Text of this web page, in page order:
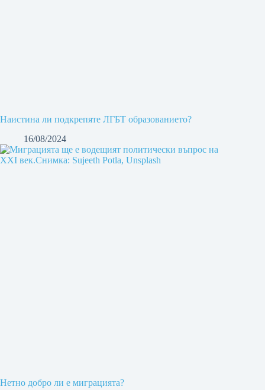
Наистина ли подкрепяте ЛГБТ образованието?
16/08/2024
Нетно добро ли е миграцията?